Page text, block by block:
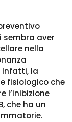
aver
nella
Infatti, la
fisiologico che
l’inibizione
che ha un